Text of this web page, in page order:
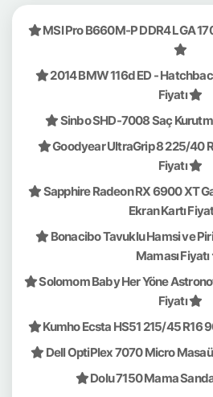
MSI Pro B660M-P DDR4 LGA
2014 BMW 116d ED -
Fiyatı
Sinbo SHD-7008 Saç
Goodyear UltraGrip 8 225/40
Fiyatı
Sapphire Radeon RX 6900 XT
Ekran Kartı
Bonacibo Tavuklu Hamsi ve
Maması Fiyatı
Solomom Baby Her Yöne
Fiyatı
Kumho Ecsta HS51 215/45 R16
Dell OptiPlex 7070 Micro
Dolu 7150 Mama